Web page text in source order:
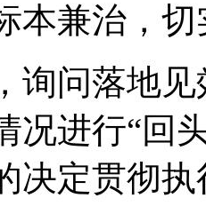
本兼治，
询问落地
况进行“回
决定贯彻